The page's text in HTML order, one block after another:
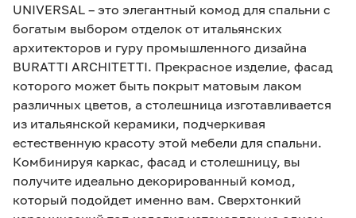
UNIVERSAL – это элегантный комод для спальни с
богатым выбором отделок от итальянских
архитекторов и гуру промышленного дизайна
BURATTI ARCHITETTI. Прекрасное изделие, фасад
которого может быть покрыт матовым лаком
различных цветов, а столешница изготавливается
из итальянской керамики, подчеркивая
естественную красоту этой мебели для спальни.
Комбинируя каркас, фасад и столешницу, вы
получите идеально декорированный комод,
который подойдет именно вам. Сверхтонкий